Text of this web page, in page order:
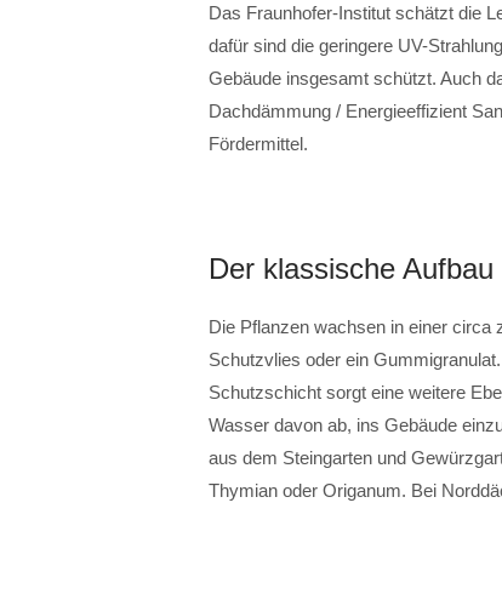
Das Fraunhofer-Institut schätzt die
dafür sind die geringere UV-
Gebäude insgesamt schützt. Auch
Dachdämmung / Energieeffizient
Fördermittel.
Der klassische
Die Pflanzen wachsen in einer circa
Schutzvlies oder ein
Schutzschicht sorgt eine weitere
Wasser davon ab, ins Gebäude
aus dem Steingarten und
Thymian oder Origanum. Bei